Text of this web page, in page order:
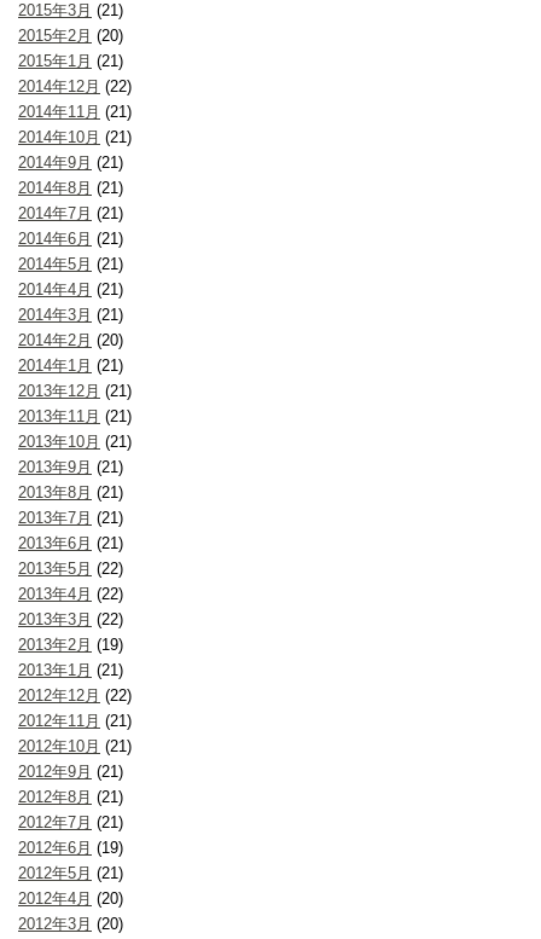
2015年3月 (21)
2015年2月 (20)
2015年1月 (21)
2014年12月 (22)
2014年11月 (21)
2014年10月 (21)
2014年9月 (21)
2014年8月 (21)
2014年7月 (21)
2014年6月 (21)
2014年5月 (21)
2014年4月 (21)
2014年3月 (21)
2014年2月 (20)
2014年1月 (21)
2013年12月 (21)
2013年11月 (21)
2013年10月 (21)
2013年9月 (21)
2013年8月 (21)
2013年7月 (21)
2013年6月 (21)
2013年5月 (22)
2013年4月 (22)
2013年3月 (22)
2013年2月 (19)
2013年1月 (21)
2012年12月 (22)
2012年11月 (21)
2012年10月 (21)
2012年9月 (21)
2012年8月 (21)
2012年7月 (21)
2012年6月 (19)
2012年5月 (21)
2012年4月 (20)
2012年3月 (20)